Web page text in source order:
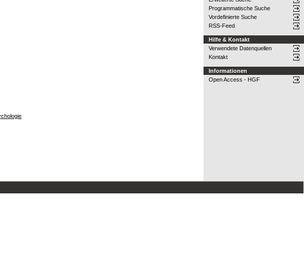
Programmatische Suche
Vordefinierte Suche
RSS-Feed
Hilfe & Kontakt
Verwendete Datenquellen
Kontakt
Informationen
Open Access - HGF